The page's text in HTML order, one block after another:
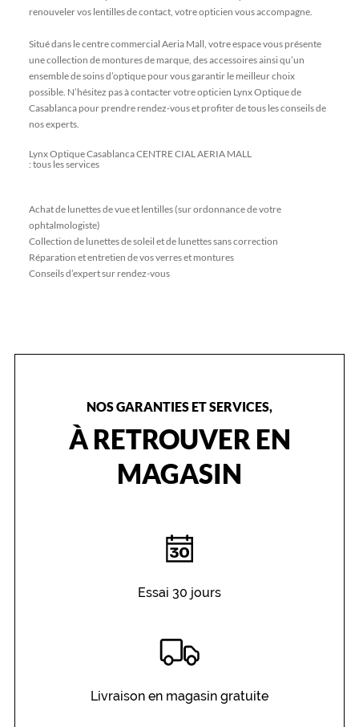
renouveler vos lentilles de contact, votre opticien vous accompagne.
Situé dans le centre commercial Aeria Mall, votre espace vous présente
une collection de montures de marque, des accessoires ainsi qu’un
ensemble de soins d’optique pour vous garantir le meilleur choix
possible. N’hésitez pas à contacter votre opticien Lynx Optique de
Casablanca pour prendre rendez-vous et profiter de tous les conseils de
nos experts.
Lynx Optique Casablanca CENTRE CIAL AERIA MALL
: tous les services
Achat de lunettes de vue et lentilles (sur ordonnance de votre
ophtalmologiste)
Collection de lunettes de soleil et de lunettes sans correction
Réparation et entretien de vos verres et montures
Conseils d’expert sur rendez-vous
NOS GARANTIES ET SERVICES,
À RETROUVER EN
MAGASIN
Essai 30 jours
Livraison en magasin gratuite